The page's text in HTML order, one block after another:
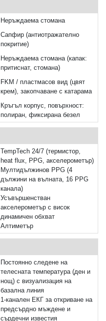
Неръждаема стомана
Сапфир (антиотражателно
покритие)
Неръждаема стомана (капак:
притиснат, стомана)
FKM / пластмасов вид (цвят
крем), закопчаване с катарама
Кръгъл корпус, повърхност:
полиран, фиксирана безел
TempTech 24/7 (термистор,
heat flux, PPG, акселерометър)
Мултидължинов PPG (4
дължини на вълната, 16 PPG
канала)
Усъвършенстван
акселерометър с висок
динамичен обхват
Алтиметър
Постоянно следене на
телесната температура (ден и
нощ) с визуализация на
базална линия
1‑канален ЕКГ за откриване на
предсърдно мъждене и
сърдечни известия